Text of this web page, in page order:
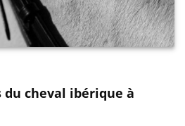
du cheval ibérique à